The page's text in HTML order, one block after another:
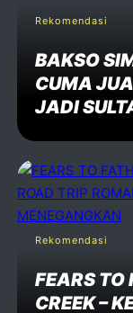
Rekomendasi
BAKSO
CUMA
JADI
Rekomendasi
FEARS TO
CREEK –